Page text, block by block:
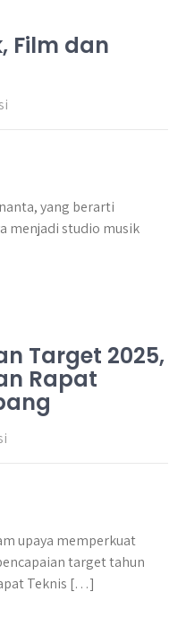
Film dan
yang berarti
menjadi studio musik
Target 2025,
Rapat
upaya memperkuat
target tahun
Teknis […]